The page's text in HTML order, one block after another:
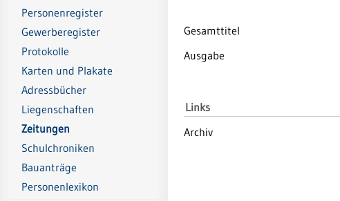
Personenregister
Gewerberegister
Protokolle
Karten und Plakate
Adressbücher
Liegenschaften
Zeitungen
Schulchroniken
Bauanträge
Personenlexikon
Gesamttitel
Ausgabe
Links
Archiv